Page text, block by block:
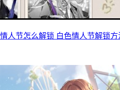
人节怎么解锁 白色情人节解锁方